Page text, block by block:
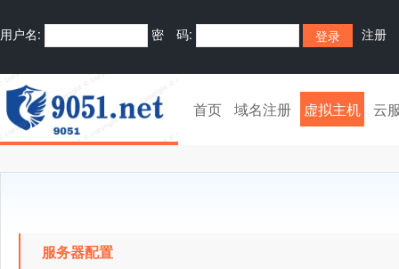
用户名: 密 码: 注册
首页 域名注册 虚拟主机 云
服务器配置